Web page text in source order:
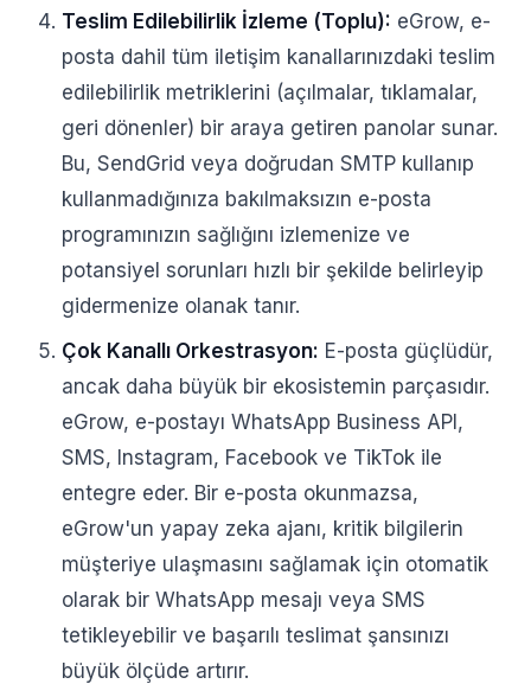
Teslim Edilebilirlik İzleme (Toplu): eGrow, e-
posta dahil tüm iletişim kanallarınızdaki teslim
edilebilirlik metriklerini (açılmalar, tıklamalar,
geri dönenler) bir araya getiren panolar sunar.
Bu, SendGrid veya doğrudan SMTP kullanıp
kullanmadığınıza bakılmaksızın e-posta
programınızın sağlığını izlemenize ve
potansiyel sorunları hızlı bir şekilde belirleyip
gidermenize olanak tanır.
Çok Kanallı Orkestrasyon: E-posta güçlüdür,
ancak daha büyük bir ekosistemin parçasıdır.
eGrow, e-postayı WhatsApp Business API,
SMS, Instagram, Facebook ve TikTok ile
entegre eder. Bir e-posta okunmazsa,
eGrow'un yapay zeka ajanı, kritik bilgilerin
müşteriye ulaşmasını sağlamak için otomatik
olarak bir WhatsApp mesajı veya SMS
tetikleyebilir ve başarılı teslimat şansınızı
büyük ölçüde artırır.